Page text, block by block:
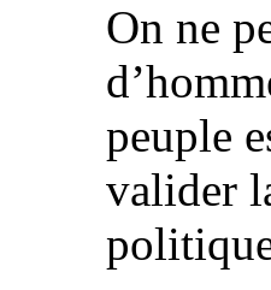
On ne
peuple
valider